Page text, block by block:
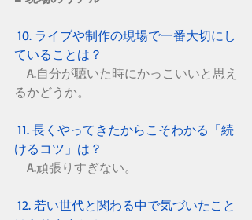
ていることは？
A.自分が聴いた時にかっこいいと思え
るかどうか。
11. 長くやってきたからこそわかる「続
けるコツ」は？
A.頑張りすぎない。
12. 若い世代と関わる中で気づいたこと